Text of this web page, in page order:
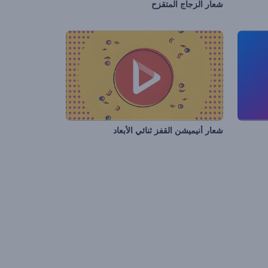
شعار الزجاج المتقزح
شعار أنيميشن القفز ثنائي الأبعاد